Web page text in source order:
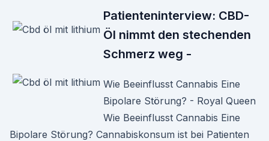
Patienteninterview: CBD-
Öl nimmt den stechenden
Schmerz weg -
Wie Beeinflusst Cannabis Eine
Bipolare Störung? - Royal Queen
Wie Beeinflusst Cannabis Eine
Bipolare Störung? Cannabiskonsum ist bei Patienten